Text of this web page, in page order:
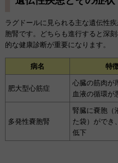
ラグドールに見られる主な遺伝性
胞腎です。どちらも進行すると深
的な健康診断が重要になります。
病名 特
肥大型心筋症
心臓の筋肉が
血液の循環が
多発性嚢胞腎
腎臓に嚢胞（
た袋）ができ
低下